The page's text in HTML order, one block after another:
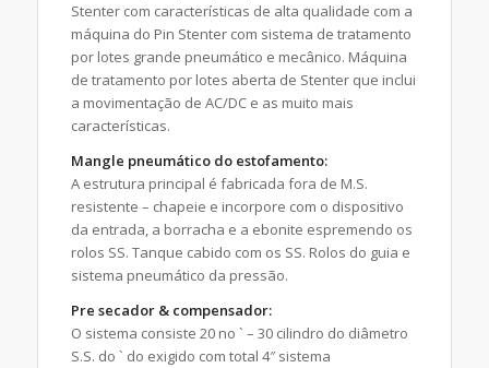
Stenter com características de alta qualidade com a
máquina do Pin Stenter com sistema de tratamento
por lotes grande pneumático e mecânico. Máquina
de tratamento por lotes aberta de Stenter que inclui
a movimentação de AC/DC e as muito mais
características.
Mangle pneumático do estofamento:
A estrutura principal é fabricada fora de M.S.
resistente – chapeie e incorpore com o dispositivo
da entrada, a borracha e a ebonite espremendo os
rolos SS. Tanque cabido com os SS. Rolos do guia e
sistema pneumático da pressão.
Pre secador & compensador:
O sistema consiste 20 no ` – 30 cilindro do diâmetro
S.S. do ` do exigido com total 4″ sistema